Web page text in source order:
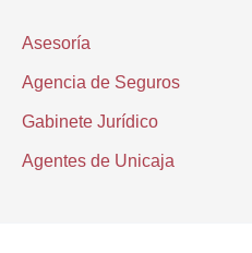
Asesoría
Agencia de Seguros
Gabinete Jurídico
Agentes de Unicaja